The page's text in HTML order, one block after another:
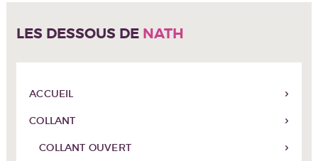
LES DESSOUS DE NATH
ACCUEIL
COLLANT
COLLANT OUVERT